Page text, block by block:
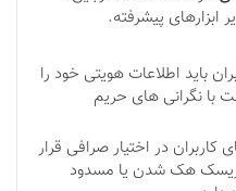
ابزارهای پیشرفته.
باید اطلاعات هویتی خود را
با نگرانی های حریم
کاربران در اختیار صرافی قرار
هک شدن یا مسدود